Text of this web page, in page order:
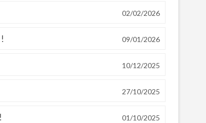
02/02/2026
09/01/2026
10/12/2025
27/10/2025
01/10/2025